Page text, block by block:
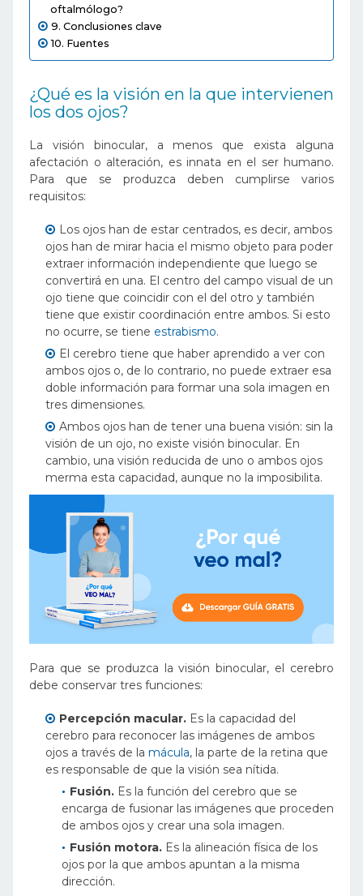
oftalmólogo?
Conclusiones clave
Fuentes
¿Qué es la visión en la que intervienen
los dos ojos?
La visión binocular, a menos que exista alguna
afectación o alteración, es innata en el ser humano.
Para que se produzca deben cumplirse varios
requisitos:
Los ojos han de estar centrados, es decir, ambos
ojos han de mirar hacia el mismo objeto para poder
extraer información independiente que luego se
convertirá en una. El centro del campo visual de un
ojo tiene que coincidir con el del otro y también
tiene que existir coordinación entre ambos. Si esto
no ocurre, se tiene estrabismo.
El cerebro tiene que haber aprendido a ver con
ambos ojos o, de lo contrario, no puede extraer esa
doble información para formar una sola imagen en
tres dimensiones.
Ambos ojos han de tener una buena visión: sin la
visión de un ojo, no existe visión binocular. En
cambio, una visión reducida de uno o ambos ojos
merma esta capacidad, aunque no la imposibilita.
Para que se produzca la visión binocular, el cerebro
debe conservar tres funciones:
Percepción macular. Es la capacidad del
cerebro para reconocer las imágenes de ambos
ojos a través de la mácula, la parte de la retina que
es responsable de que la visión sea nítida.
Fusión. Es la función del cerebro que se
encarga de fusionar las imágenes que proceden
de ambos ojos y crear una sola imagen.
Fusión motora. Es la alineación física de los
ojos por la que ambos apuntan a la misma
dirección.